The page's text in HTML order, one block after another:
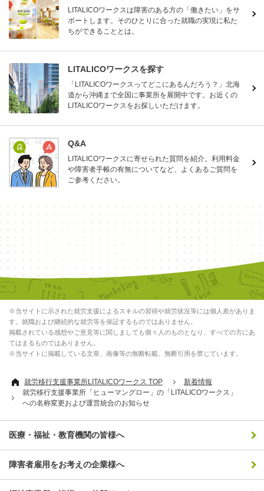
LITALICOワークスは障害のある方の「働きたい」をサ
ポートします。そのひとりに合った就職の実現に私た
ちができることとは。
LITALICOワークスを探す
「LITALICOワークスってどこにあるんだろう？」北海
道から沖縄まで全国に事業所を展開中です。お近くの
LITALICOワークスをお探しいただけます。
Q&A
LITALICOワークスに寄せられた質問を紹介。利用料金
や障害者手帳の有無についてなど、よくあるご質問を
ご参考ください。
※当サイトに示された就労支援によるスキルの習得や就労状況等には個人差がありま
す。就職および継続的な就労等を保証するものではありません。
掲載されている感想やご意見等に関しましても個々人のものとなり、すべての方にあ
てはまるものではありません。
※当サイトに掲載している文章、画像等の無断転載、無断引用を禁じています。
就労移行支援事業所LITALICOワークス TOP
新着情報
就労移行支援事業所「ヒューマングロー」の「LITALICOワークス」
への名称変更および運営統合のお知らせ
医療・福祉・教育機関の皆様へ
障害者雇用をお考えの企業様へ